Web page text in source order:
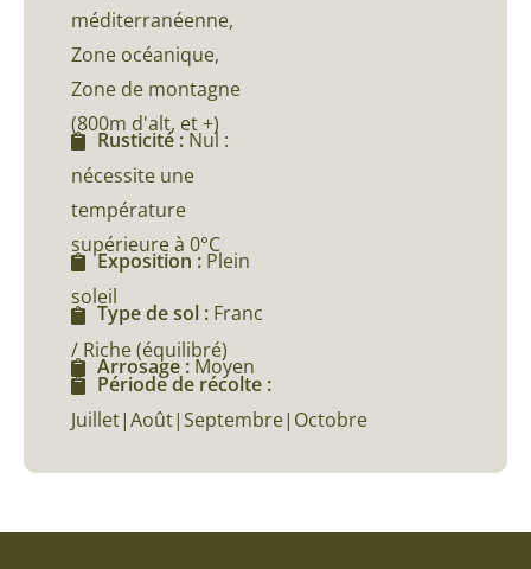
méditerranéenne,
Zone océanique,
Zone de montagne
(800m d'alt, et +)
Rusticité : Nul :
nécessite une
température
supérieure à 0°C
Exposition : Plein
soleil
Type de sol : Franc
/ Riche (équilibré)
Arrosage :Moyen
Période de récolte :
Juillet|Août|Septembre|Octobre